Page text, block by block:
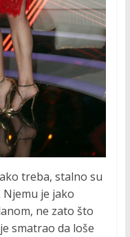
treba, stalno su
Njemu je jako
ne zato što
smatrao da loše